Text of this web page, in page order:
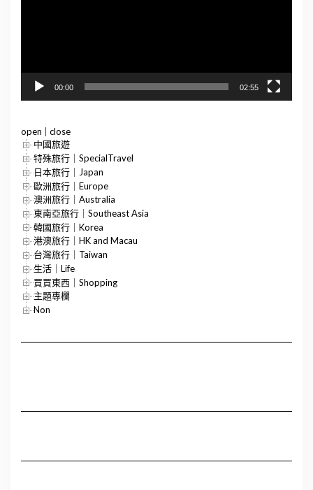
00:00 02:55
open
close
中國旅遊
特殊旅行｜SpecialTravel
日本旅行｜Japan
歐洲旅行｜Europe
澳洲旅行｜Australia
東南亞旅行｜Southeast Asia
韓國旅行｜Korea
港澳旅行｜HK and Macau
台灣旅行｜Taiwan
生活｜Life
買買東西｜Shopping
主題專欄
Non